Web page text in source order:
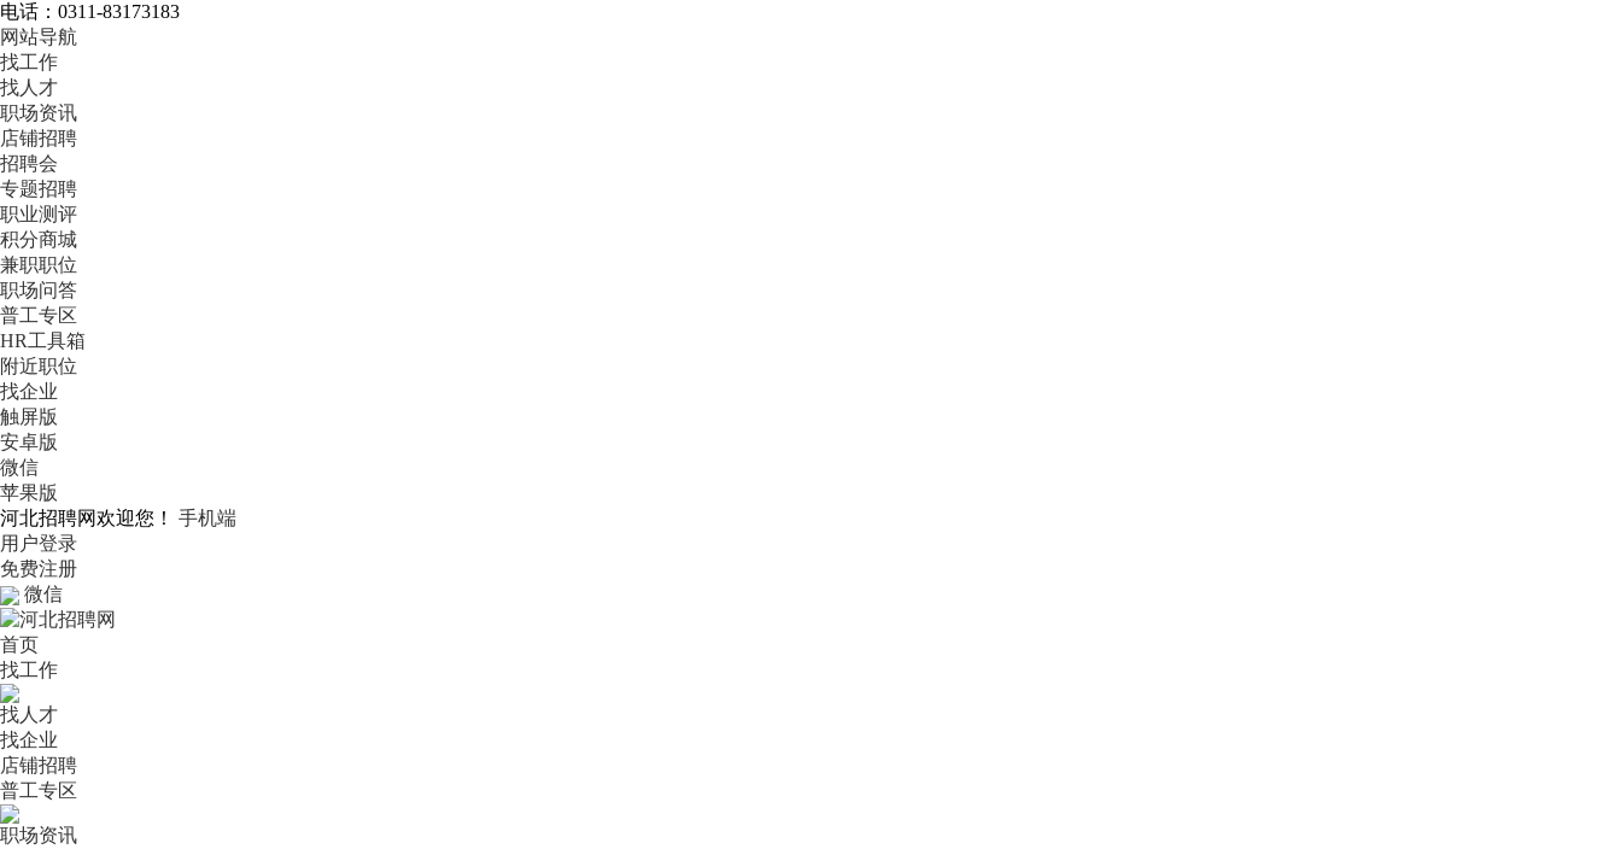
电话：0311-83173183
网站导航
找工作
找人才
职场资讯
店铺招聘
招聘会
专题招聘
职业测评
积分商城
兼职职位
职场问答
普工专区
HR工具箱
附近职位
找企业
触屏版
安卓版
微信
苹果版
河北招聘网欢迎您！
手机端
用户登录
免费注册
微信
首页
找工作
找人才
找企业
店铺招聘
普工专区
职场资讯